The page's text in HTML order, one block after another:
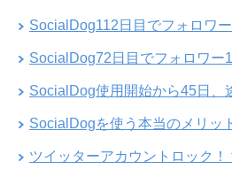
SocialDog112日目でフォロワ
SocialDog72日目でフォロワー
SocialDog使用開始から45日、
SocialDogを使う本当のメリッ
ツイッターアカウントロック！